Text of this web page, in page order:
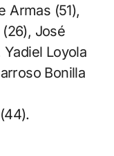
Armas (51),
José
Loyola
Bonilla